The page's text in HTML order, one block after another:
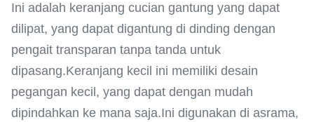
Ini adalah keranjang cucian gantung yang dapat
dilipat, yang dapat digantung di dinding dengan
pengait transparan tanpa tanda untuk
dipasang.Keranjang kecil ini memiliki desain
pegangan kecil, yang dapat dengan mudah
dipindahkan ke mana saja.Ini digunakan di asrama,